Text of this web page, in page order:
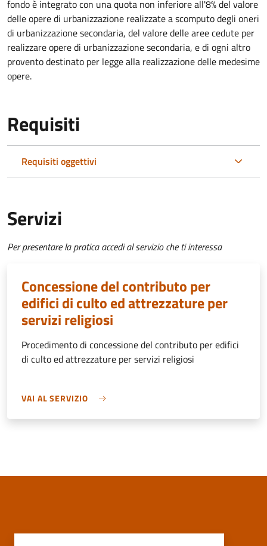
fondo è integrato con una quota non inferiore all'8% del valore
delle opere di urbanizzazione realizzate a scomputo degli oneri
di urbanizzazione secondaria, del valore delle aree cedute per
realizzare opere di urbanizzazione secondaria, e di ogni altro
provento destinato per legge alla realizzazione delle medesime
opere.
Requisiti
Requisiti oggettivi
Servizi
Per presentare la pratica accedi al servizio che ti interessa
Concessione del contributo per
edifici di culto ed attrezzature per
servizi religiosi
Procedimento di concessione del contributo per edifici
di culto ed attrezzature per servizi religiosi
VAI AL SERVIZIO